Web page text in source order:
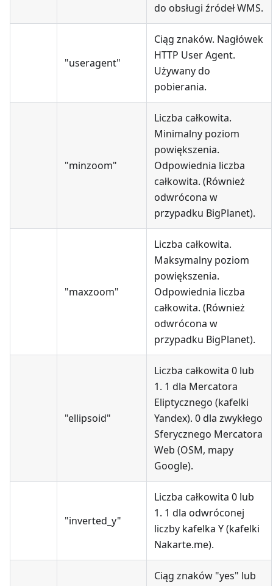
do obsługi źródeł WMS.
"useragent"
Ciąg znaków. Nagłówek
HTTP User Agent.
Używany do
pobierania.
"minzoom"
Liczba całkowita.
Minimalny poziom
powiększenia.
Odpowiednia liczba
całkowita. (Również
odwrócona w
przypadku BigPlanet).
"maxzoom"
Liczba całkowita.
Maksymalny poziom
powiększenia.
Odpowiednia liczba
całkowita. (Również
odwrócona w
przypadku BigPlanet).
"ellipsoid"
Liczba całkowita 0 lub
1. 1 dla Mercatora
Eliptycznego (kafelki
Yandex). 0 dla zwykłego
Sferycznego Mercatora
Web (OSM, mapy
Google).
"inverted_y"
Liczba całkowita 0 lub
1. 1 dla odwróconej
liczby kafelka Y (kafelki
Nakarte.me).
Ciąg znaków "yes" lub